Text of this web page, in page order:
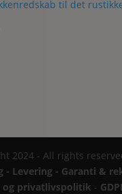
2024 - All rights
- Levering - Garanti &
og privatlivspolitik -